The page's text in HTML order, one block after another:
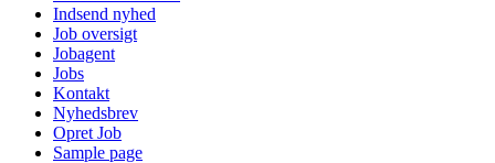
Indsend nyhed
Job oversigt
Jobagent
Jobs
Kontakt
Nyhedsbrev
Opret Job
Sample page